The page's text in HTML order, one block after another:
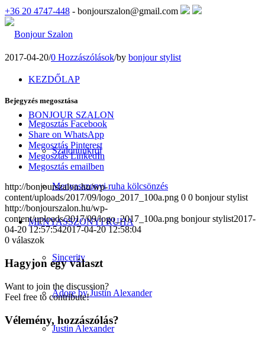
+36 20 4747-448 - bonjourszalon@gmail.com
KEZDŐLAP
BONJOUR SZALON
Szalonunkról
Menyasszonyi ruha kölcsönzés
MENYASSZONYI RUHA
Sincerity
Adore by Justin Alexander
Justin Alexander
2017-04-20/0 Hozzászólások/by bonjour stylist
Bejegyzés megosztása
Megosztás Facebook
Share on WhatsApp
Megosztás Pinterest
Megosztás LinkedIn
Megosztás emailben
http://bonjourszalon.hu/wp-
content/uploads/2017/09/logo_2017_100a.png 0 0 bonjour stylist
http://bonjourszalon.hu/wp-
content/uploads/2017/09/logo_2017_100a.png bonjour stylist2017-
04-20 12:57:542017-04-20 12:58:04
0 válaszok
Hagyjon egy választ
Want to join the discussion?
Feel free to contribute!
Vélemény, hozzászólás?